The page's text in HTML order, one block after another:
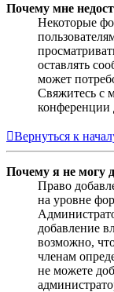
Почему мне
Некоторые
оставлять
может
Свяжитесь с
конференции
Вернуться к
Почему я не могу
Право
на уровне
добавление
возможно,
членам
не можете